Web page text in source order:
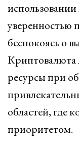
использовании
уверенностью
беспокоясь о
Криптовалюта
ресурсы при
областей, где
приоритетом.